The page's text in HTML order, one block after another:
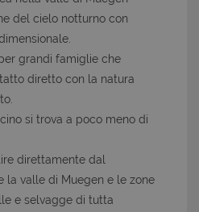
del cielo notturno con
grandi famiglie che
diretto con la natura
si trova a poco meno di
direttamente dal
la valle di Muegen e le zone
e selvagge di tutta